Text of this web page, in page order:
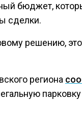
бюджет,
сделки.
решению,
региона